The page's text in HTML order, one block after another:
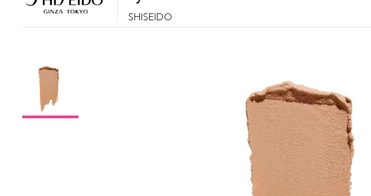
SHISEIDO